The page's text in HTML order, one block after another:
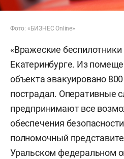
Фото: «БИЗНЕС Online»
«Вражеские
Екатеринбурге. Из
объекта эвакуировано
пострадал. Оперативные
предпринимают все
обеспечения
полномочный
Уральском федеральном